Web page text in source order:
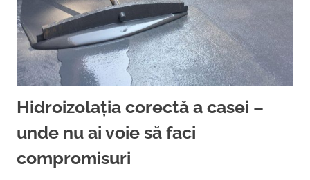
Hidroizolația corectă a casei –
unde nu ai voie să faci
compromisuri